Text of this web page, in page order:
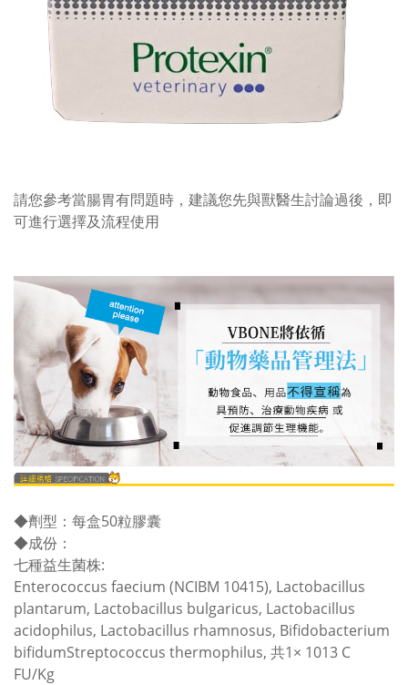
請您參考當腸胃有問題時，建議您先與獸醫生討論過後，即
可進行選擇及流程使用
◆劑型：每盒50粒膠囊
◆成份：
七種益生菌株:
Enterococcus faecium (NCIBM 10415), Lactobacillus
plantarum, Lactobacillus bulgaricus, Lactobacillus
acidophilus, Lactobacillus rhamnosus, Bifidobacterium
bifidumStreptococcus thermophilus, 共1× 1013 C
FU/Kg